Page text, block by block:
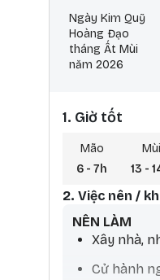
Ngày Kim Quỹ
Hoàng Đạo
tháng Ất Mùi
năm 2026
1. Giờ tốt
Mão
6 - 7h
Mùi
13 -
2. Việc nên /
NÊN LÀM
Xây nhà,
Cử hành